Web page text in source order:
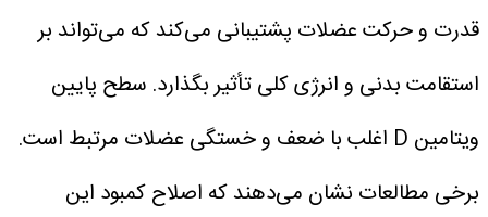
قدرت و حرکت عضلات پشتیبانی می‌کند که می‌تواند بر
استقامت بدنی و انرژی کلی تأثیر بگذارد. سطح پایین
ویتامین D اغلب با ضعف و خستگی عضلات مرتبط است.
برخی مطالعات نشان می‌دهند که اصلاح کمبود این